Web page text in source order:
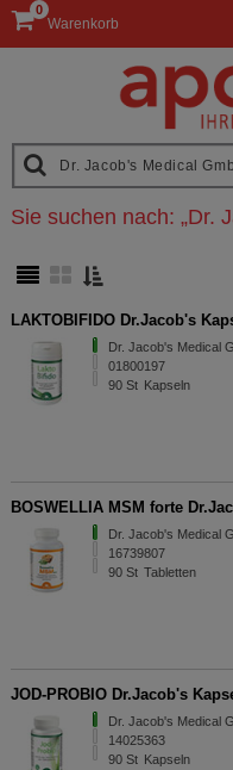
Warenkorb
0
Sie suchen nach: „Dr.
LAKTOBIFIDO Dr.Jacob's
Dr. Jacob's Medical
01800197
90 St Kapseln
BOSWELLIA MSM forte
Dr. Jacob's Medical
16739807
90 St Tabletten
JOD-PROBIO Dr.Jacob's
Dr. Jacob's Medical
14025363
90 St Kapseln